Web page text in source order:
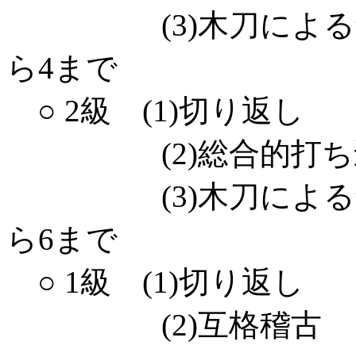
(3)木刀による剣
ら4まで
○ 2級 (1)切り返し
(2)総合的打ち
(3)木刀による剣
ら6まで
○ 1級 (1)切り返し
(2)互格稽古